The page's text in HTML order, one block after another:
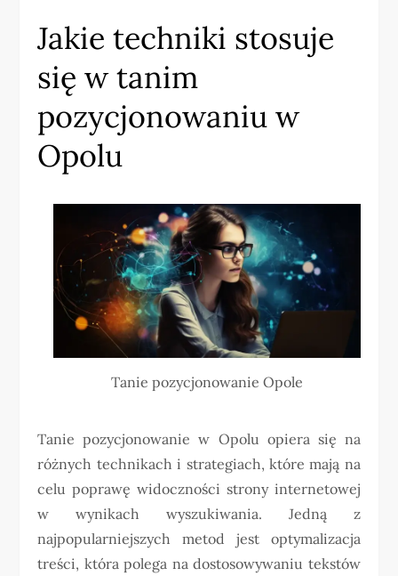
Jakie techniki stosuje
się w tanim
pozycjonowaniu w
Opolu
Tanie pozycjonowanie Opole
Tanie pozycjonowanie w Opolu opiera się na
różnych technikach i strategiach, które mają na
celu poprawę widoczności strony internetowej
w wynikach wyszukiwania. Jedną z
najpopularniejszych metod jest optymalizacja
treści, która polega na dostosowywaniu tekstów